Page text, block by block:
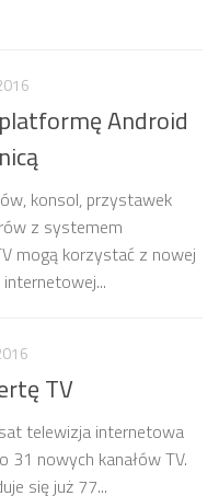
Android
konsol, przystawek
z systemem
mogą korzystać z nowej
TV
telewizja internetowa
31 nowych kanałów TV.
się już 77...